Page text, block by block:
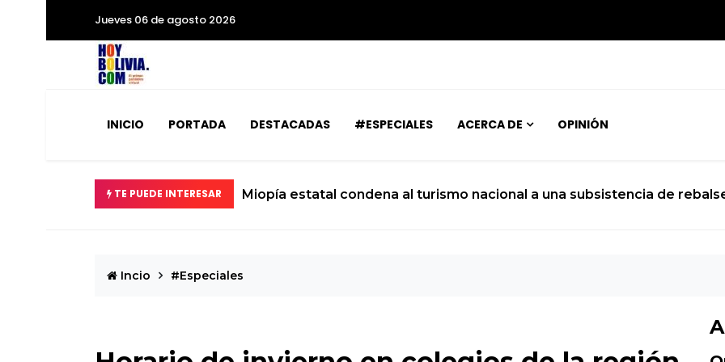
Jueves 06 de agosto 2026
INICIO PORTADA DESTACADAS #ESPECIALES ACERCA DE OPINIÓN
TE PUEDE INTERESAR Miopía estatal condena al turismo nacional a una subsistencia de
Incio #Especiales